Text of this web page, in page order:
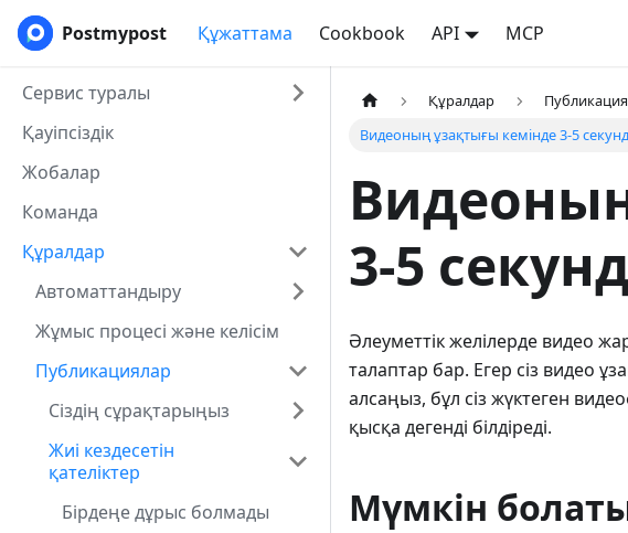
Postmypost Құжаттама Cookbook API MCP
Сервис туралы
Қауіпсіздік
Жобалар
Команда
Құралдар
Автоматтандыру
Жұмыс процесі және келісім
Публикациялар
Сіздің сұрақтарыңыз
Жиі кездесетін
қателіктер
Бірдеңе дұрыс болмады
Құралдар
Видеоның ұзақтығы кемінде 3-5
3-5
Әлеуметтік желілерде видео
талаптар бар. Егер сіз видео
алсаңыз, бұл сіз жүктеген
қысқа дегенді білдіреді.
Мүмкін